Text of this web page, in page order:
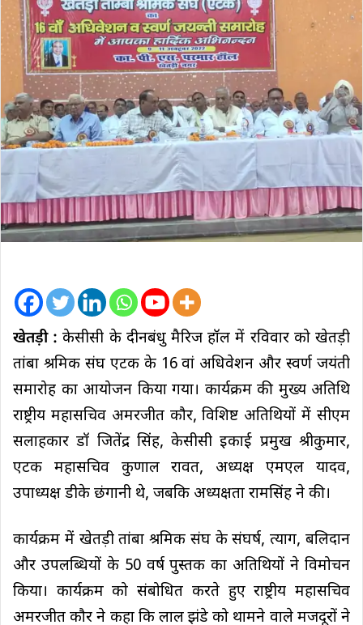
खेतड़ी : केसीसी के दीनबंधु मैरिज हॉल में रविवार को खेतड़ी
तांबा श्रमिक संघ एटक के 16 वां अधिवेशन और स्वर्ण जयंती
समारोह का आयोजन किया गया। कार्यक्रम की मुख्य अतिथि
राष्ट्रीय महासचिव अमरजीत कौर, विशिष्ट अतिथियों में सीएम
सलाहकार डॉ जितेंद्र सिंह, केसीसी इकाई प्रमुख श्रीकुमार,
एटक महासचिव कुणाल रावत, अध्यक्ष एमएल यादव,
उपाध्यक्ष डीके छंगानी थे, जबकि अध्यक्षता रामसिंह ने की।
कार्यक्रम में खेतड़ी तांबा श्रमिक संघ के संघर्ष, त्याग, बलिदान
और उपलब्धियों के 50 वर्ष पुस्तक का अतिथियों ने विमोचन
किया। कार्यक्रम को संबोधित करते हुए राष्ट्रीय महासचिव
अमरजीत कौर ने कहा कि लाल झंडे को थामने वाले मजदूरों ने